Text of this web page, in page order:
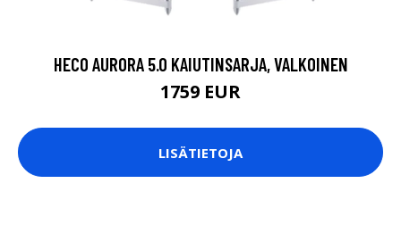
HECO AURORA 5.0 KAIUTINSARJA, VALKOINEN
1759 EUR
LISÄTIETOJA